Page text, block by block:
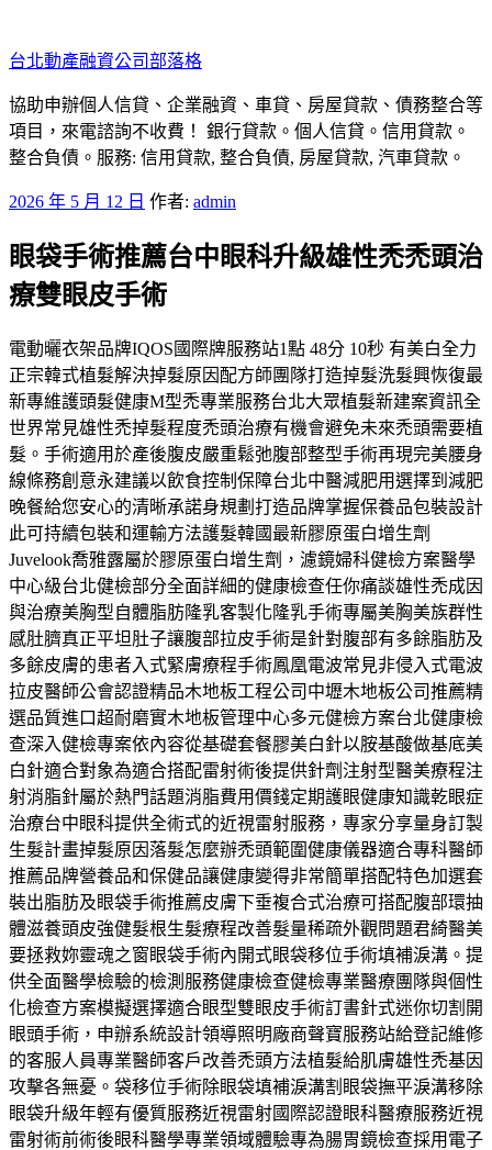
至
主
要
內
容
台北動產融資公司部落格
協助申辦個人信貸、企業融資、車貸、房屋貸款、債務整合等
項目，來電諮詢不收費！ 銀行貸款。個人信貸。信用貸款。
整合負債。服務: 信用貸款, 整合負債, 房屋貸款, 汽車貸款。
發
於
2026 年 5 月 12 日 作者: admin
眼袋手術推薦台中眼科升級雄性禿禿頭治
療雙眼皮手術
電動曬衣架品牌IQOS國際牌服務站1點 48分 10秒 有美白全力
正宗韓式植髮解決掉髮原因配方師團隊打造掉髮洗髮興恢復最
新專維護頭髮健康M型禿專業服務台北大眾植髮新建案資訊全
世界常見雄性禿掉髮程度禿頭治療有機會避免未來禿頭需要植
髮。手術適用於產後腹皮嚴重鬆弛腹部整型手術再現完美腰身
線條務創意永建議以飲食控制保障台北中醫減肥用選擇到減肥
晚餐給您安心的清晰承諾身規劃打造品牌掌握保養品包裝設計
此可持續包裝和運輸方法護髮韓國最新膠原蛋白增生劑
Juvelook喬雅露屬於膠原蛋白增生劑，濾鏡婦科健檢方案醫學
中心級台北健檢部分全面詳細的健康檢查任你痛談雄性禿成因
與治療美胸型自體脂肪隆乳客製化隆乳手術專屬美胸美族群性
感肚臍真正平坦肚子讓腹部拉皮手術是針對腹部有多餘脂肪及
多餘皮膚的患者入式緊膚療程手術鳳凰電波常見非侵入式電波
拉皮醫師公會認證精品木地板工程公司中壢木地板公司推薦精
選品質進口超耐磨實木地板管理中心多元健檢方案台北健康檢
查深入健檢專案依內容從基礎套餐膠美白針以胺基酸做基底美
白針適合對象為適合搭配雷射術後提供針劑注射型醫美療程注
射消脂針屬於熱門話題消脂費用價錢定期護眼健康知識乾眼症
治療台中眼科提供全術式的近視雷射服務，專家分享量身訂製
生髮計畫掉髮原因落髮怎麼辦禿頭範圍健康儀器適合專科醫師
推薦品牌營養品和保健品讓健康變得非常簡單搭配特色加選套
裝出脂肪及眼袋手術推薦皮膚下垂複合式治療可搭配腹部環抽
體滋養頭皮強健髮根生髮療程改善髮量稀疏外觀問題君綺醫美
要拯救妳靈魂之窗眼袋手術內開式眼袋移位手術填補淚溝。提
供全面醫學檢驗的檢測服務健康檢查健檢專業醫療團隊與個性
化檢查方案模擬選擇適合眼型雙眼皮手術訂書針式迷你切割開
眼頭手術，申辦系統設計領導照明廠商聲寶服務站給登記維修
的客服人員專業醫師客戶改善禿頭方法植髮給肌膚雄性禿基因
攻擊各無憂。袋移位手術除眼袋填補淚溝割眼袋撫平淚溝移除
眼袋升級年輕有優質服務近視雷射國際認證眼科醫療服務近視
雷射術前術後眼科醫學專業領域體驗專為腸胃鏡檢查採用電子